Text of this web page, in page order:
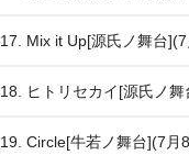
17. Mix it Up[源氏ノ舞台
18. ヒトリセカイ[源氏ノ
19. Circle[牛若ノ舞台](7月